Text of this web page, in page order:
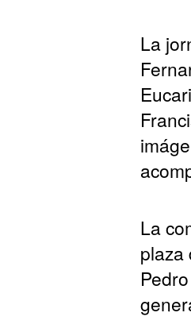
La
La
plaza